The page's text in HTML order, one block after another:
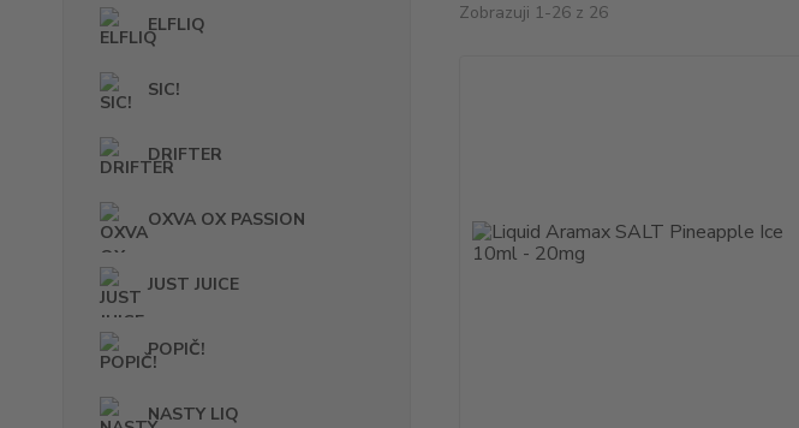
ELFLIQ
SIC!
DRIFTER
OXVA OX PASSION
JUST JUICE
POPIČ!
NASTY LIQ
Zobrazuji 1-26 z 26